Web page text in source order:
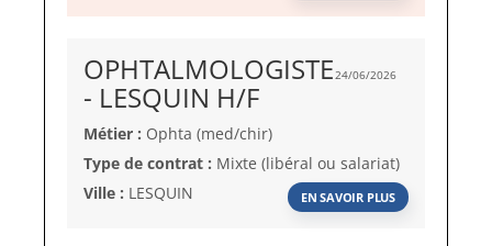
24/06/2026
OPHTALMOLOGISTE
- LESQUIN H/F(Nouvelle
fenêtre)
Métier : Ophta (med/chir)
Type de contrat : Mixte (libéral ou salariat)
Ville : LESQUIN EN SAVOIR PLUS